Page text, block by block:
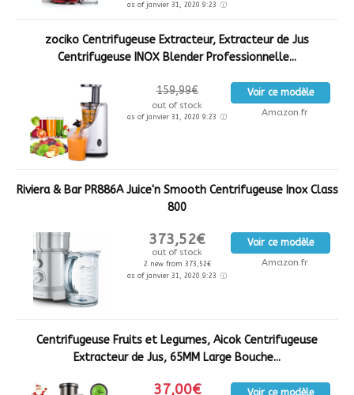
as of janvier 31, 2020 9:23
zociko Centrifugeuse Extracteur, Extracteur de Jus
Centrifugeuse INOX Blender Professionnelle...
159,99€
out of stock
as of janvier 31, 2020 9:23
Voir ce modèle
Amazon.fr
Riviera & Bar PR886A Juice'n Smooth Centrifugeuse Inox Class
800
373,52€
out of stock
2 new from 373,52€
as of janvier 31, 2020 9:23
Voir ce modèle
Amazon.fr
Centrifugeuse Fruits et Legumes, Aicok Centrifugeuse
Extracteur de Jus, 65MM Large Bouche...
37,00€
Voir ce modèle